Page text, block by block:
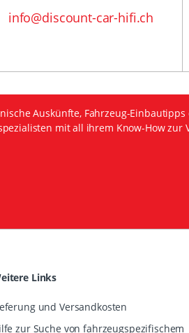
info@discount-car-hifi.ch
Auskünfte, Fahrzeug-
mit all ihrem Know-How zur
Links
und Versandkosten
zur Suche von fahrzeugspezifischem